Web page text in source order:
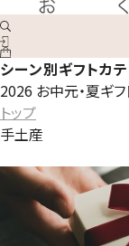
シーン別ギフトカ
2026 お中元・夏ギフ
トップ
手土産